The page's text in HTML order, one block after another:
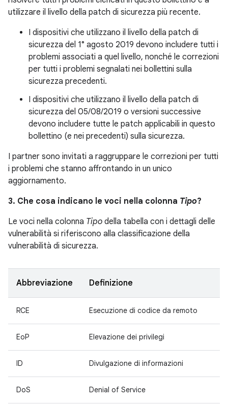
utilizzare il livello della patch di sicurezza più recente.
I dispositivi che utilizzano il livello della patch di
sicurezza del 1° agosto 2019 devono includere tutti i
problemi associati a quel livello, nonché le correzioni
per tutti i problemi segnalati nei bollettini sulla
sicurezza precedenti.
I dispositivi che utilizzano il livello della patch di
sicurezza del 05/08/2019 o versioni successive
devono includere tutte le patch applicabili in questo
bollettino (e nei precedenti) sulla sicurezza.
I partner sono invitati a raggruppare le correzioni per tutti
i problemi che stanno affrontando in un unico
aggiornamento.
3. Che cosa indicano le voci nella colonna Tipo?
Le voci nella colonna Tipo della tabella con i dettagli delle
vulnerabilità si riferiscono alla classificazione della
vulnerabilità di sicurezza.
Abbreviazione Definizione
RCE Esecuzione di codice da remoto
EoP Elevazione dei privilegi
ID Divulgazione di informazioni
DoS Denial of Service